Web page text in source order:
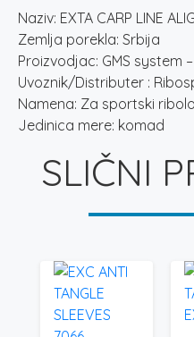
Naziv: EXTA CARP LINE
Zemlja porekla: Srbija
Proizvodjac: GMS system
Uvoznik/Distributer :
Namena: Za sportski
Jedinica mere: komad
SLIČNI